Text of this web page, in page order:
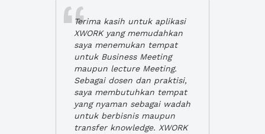
Terima kasih untuk aplikasi
XWORK yang memudahkan
saya menemukan tempat
untuk Business Meeting
maupun lecture Meeting.
Sebagai dosen dan praktisi,
saya membutuhkan tempat
yang nyaman sebagai wadah
untuk berbisnis maupun
transfer knowledge. XWORK